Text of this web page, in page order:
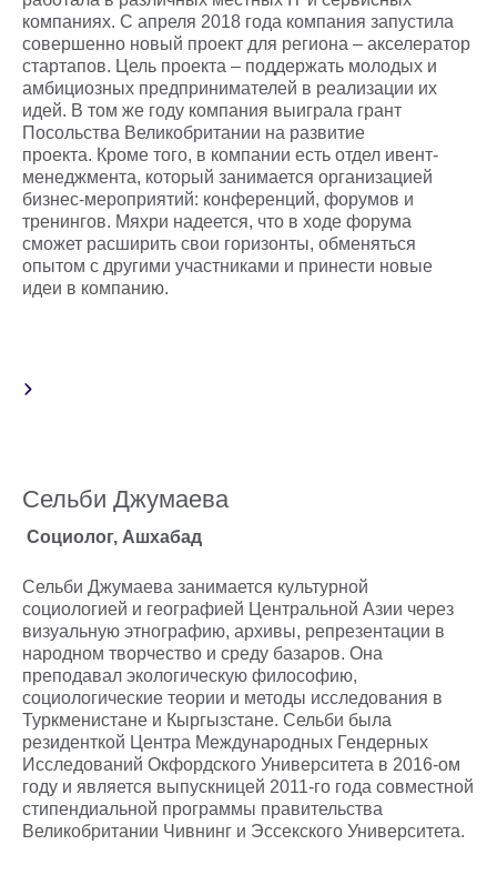
компаниях. С апреля 2018 года компания запустила
совершенно новый проект для региона – акселератор
стартапов. Цель проекта – поддержать молодых и
амбициозных предпринимателей в реализации их
идей. В том же году компания выиграла грант
Посольства Великобритании на развитие
проекта. Кроме того, в компании есть отдел ивент-
менеджмента, который занимается организацией
бизнес-мероприятий: конференций, форумов и
тренингов. Мяхри надеется, что в ходе форума
сможет расширить свои горизонты, обменяться
опытом с другими участниками и принести новые
идеи в компанию.
Сельби Джумаева
Социолог, Ашхабад
Сельби Джумаева занимается культурной
социологией и географией Центральной Азии через
визуальную этнографию, архивы, репрезентации в
народном творчество и среду базаров. Она
преподавал экологическую философию,
социологические теории и методы исследования в
Туркменистане и Кыргызстане. Сельби была
резиденткой Центра Международных Гендерных
Исследований Окфордского Университета в 2016-ом
году и является выпускницей 2011-го года совместной
стипендиальной программы правительства
Великобритании Чивнинг и Эссекского Университета.